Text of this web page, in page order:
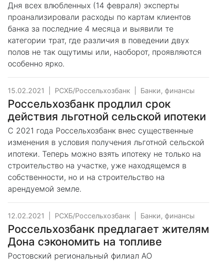
Дня всех влюбленных (14 февраля) эксперты
проанализировали расходы по картам клиентов
банка за последние 4 месяца и выявили те
категории трат, где различия в поведении двух
полов не так ощутимы или, наоборот, проявляются
особенно ярко.
15.02.2021 РСХБ/Россельхозбанк Банки, финансы
Россельхозбанк продлил срок
действия льготной сельской ипотеки
С 2021 года Россельхозбанк внес существенные
изменения в условия получения льготной сельской
ипотеки. Теперь можно взять ипотеку не только на
строительство на участке, уже находящемся в
собственности, но и на строительство на
арендуемой земле.
12.02.2021 РСХБ/Россельхозбанк Банки, финансы
Россельхозбанк предлагает жителям
Дона сэкономить на топливе
Ростовский региональный филиал АО